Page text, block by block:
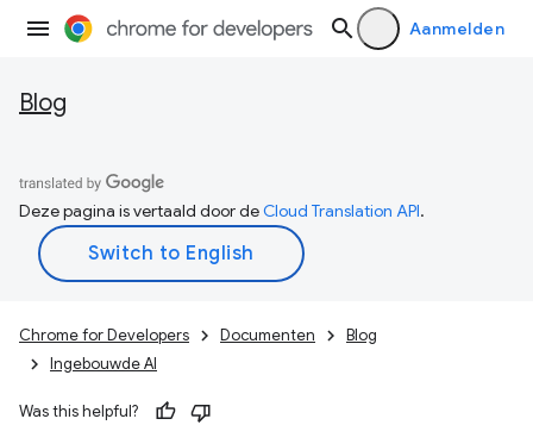
Aanmelden
Blog
Deze pagina is vertaald door deCloud Translation API.
Chrome for Developers Documenten
Blog
Ingebouwde AI
Was this helpful?